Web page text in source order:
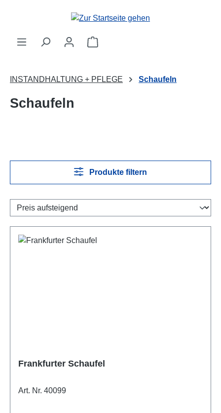
Zum Hauptinhalt springen
Warenkorb enthält 0 Positionen.
INSTANDHALTUNG + PFLEGE Schaufeln
Schaufeln
Produkte filtern
Frankfurter Schaufel
Art. Nr. 40099